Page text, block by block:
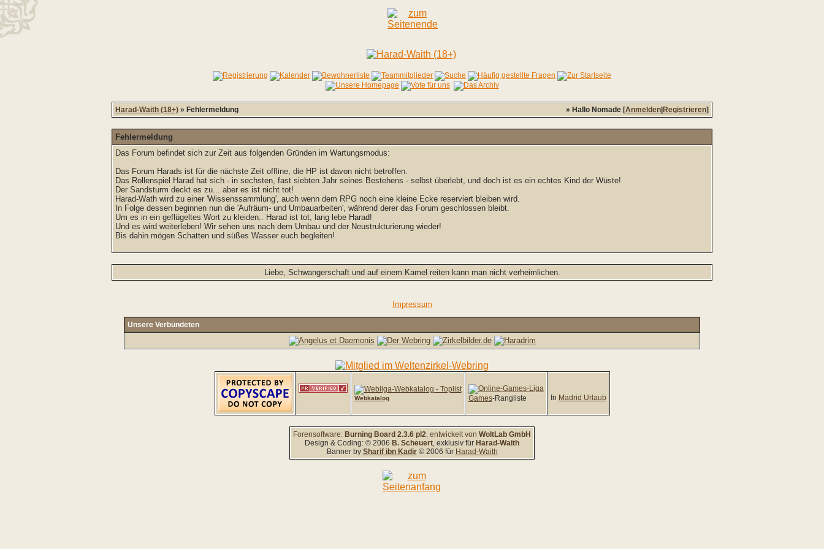
Harad-Waith (18+) » Fehlermeldung » Hallo Nomade [Anmelden Registrieren]
Fehlermeldung
Das Forum befindet sich zur Zeit aus folgenden Gründen im Wartungsmodus:
Das Forum Harads ist für die nächste Zeit offline, die HP ist davon nicht betroffen.
Das Rollenspiel Harad hat sich - in sechsten, fast siebten Jahr seines Bestehens - selbst überlebt, und doch ist es ein echtes Kind der Wüste!
Der Sandsturm deckt es zu... aber es ist nicht tot!
Harad-Wath wird zu einer 'Wissenssammlung', auch wenn dem RPG noch eine kleine Ecke reserviert bleiben wird.
In Folge dessen beginnen nun die 'Aufräum- und Umbauarbeiten', während derer das Forum geschlossen bleibt.
Um es in ein geflügeltes Wort zu kleiden.. Harad ist tot, lang lebe Harad!
Und es wird weiterleben! Wir sehen uns nach dem Umbau und der Neustrukturierung wieder!
Bis dahin mögen Schatten und süßes Wasser euch begleiten!
Liebe, Schwangerschaft und auf einem Kamel reiten kann man nicht verheimlichen.
Impressum
Unsere Verbündeten
Webkatalog Games-Rangliste In Madrid Urlaub
Forensoftware: Burning Board 2.3.6 pl2, entwickelt von WoltLab GmbH
Design & Coding: © 2006 B. Scheuert, exklusiv für Harad-Waith
Banner by Sharif ibn Kadir© 2006 für Harad-Waith